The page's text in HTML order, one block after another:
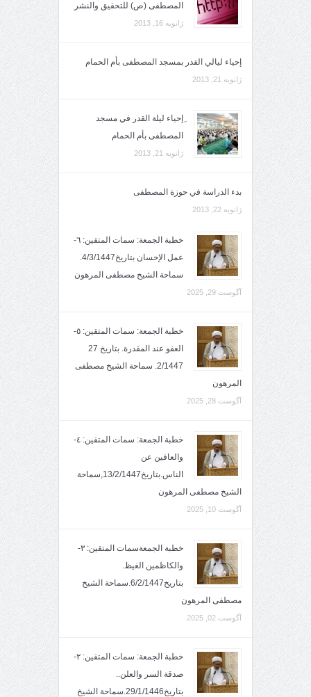
المصطفى (ص) للتحقيق والنشر
ژانویه 16, 2013
إحياء ليالي القدر بمسجد المصطفى بأم الحمام
ژانویه 21, 2013
ِإحياء ليلة القدر في مسجد
المصطفى بأم الحمام
ژانویه 21, 2013
بدء الدراسة في حوزة المصطفى
ژانویه 22, 2013
خطبة الجمعة: سمات المتقين: ٦-
عمل الإحسان بتاريخ4/3/1447.
سماحة الشيخ مصطفى المرهون
آگوست 29, 2025
خطبة الجمعة: سمات المتقين: ٥-
العفو عند المقدرة. بتاريخ 27
2/1447. سماحة الشيخ مصطفى
المرهون
آگوست 28, 2025
خطبة الجمعة: سمات المتقين: ٤-
والعافين عن
الناس.بتاريخ13/2/1447,سماحة
الشيخ مصطفى المرهون
آگوست 10, 2025
خطبة الجمعةسمات المتقين: ٣-
والكاظمين الغيظ.
بتاريخ6/2/1447.سماحة الشيخ
مصطفى المرهون
آگوست 02, 2025
خطبة الجمعة: سمات المتقين: ٢-
صدقة السر والعلن..
بتاريخ29/1/1446.سماحة الشيخ